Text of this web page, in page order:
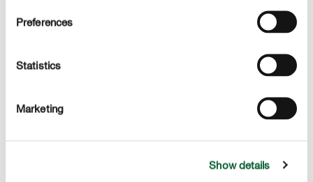
Preferences
Statistics
Marketing
Show details
ornamentali, ortaggi, frutti e aromatiche. Un unico